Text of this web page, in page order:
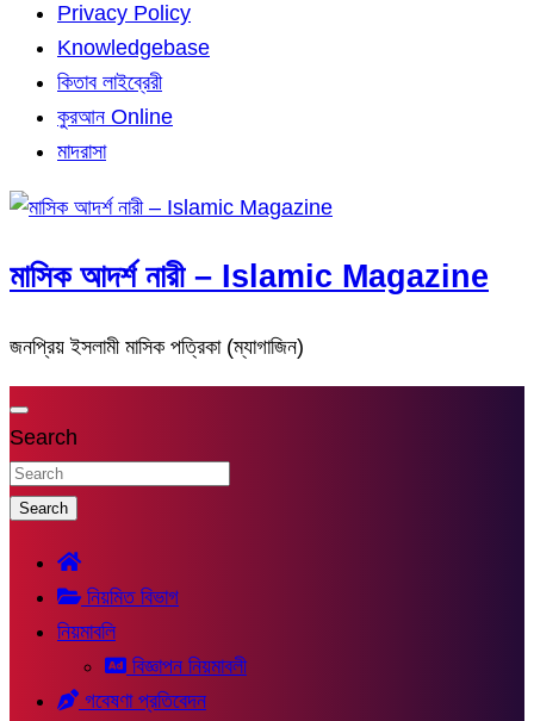
Privacy Policy
Knowledgebase
কিতাব লাইব্রেরী
কুরআন Online
মাদরাসা
মাসিক আদর্শ নারী – Islamic Magazine
জনপ্রিয় ইসলামী মাসিক পত্রিকা (ম্যাগাজিন)
Search
Search
নিয়মিত বিভাগ
নিয়মাবলি
বিজ্ঞাপন নিয়মাবলী
গবেষণা প্রতিবেদন